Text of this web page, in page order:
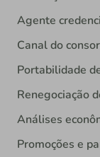
Agente
Canal do
Portabilidade
Renegociação
Análises
Promoções e